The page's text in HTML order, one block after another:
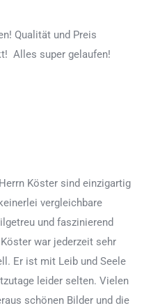
Qualität und Preis
Alles super gelaufen!
Köster sind einzigartig
vergleichbare
und faszinierend
war jederzeit sehr
Er ist mit Leib und Seele
leider selten. Vielen
schönen Bilder und die